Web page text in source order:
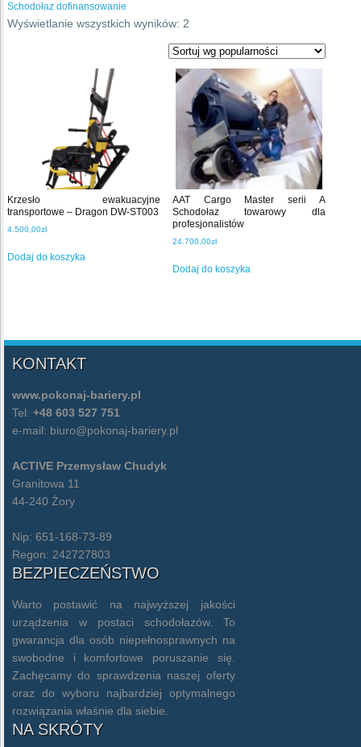
Schodołaz dofinansowanie
Wyświetlanie wszystkich wyników: 2
popularności
Krzesło ewakuacyjne
transportowe – Dragon DW-ST003
4.500,00zł
Dodaj do koszyka
AAT Cargo Master serii A
Schodołaz towarowy dla
profesjonalistów
24.700,00zł
Dodaj do koszyka
KONTAKT
www.pokonaj-bariery.pl
Tel: +48 603 527 751
e-mail: biuro@pokonaj-bariery.pl
ACTIVE Przemysław Chudyk
Granitowa 11
44-240 Żory
Nip: 651-168-73-89
Regon: 242727803
BEZPIECZEŃSTWO
Warto postawić na najwyższej jakości
urządzenia w postaci schodołazów. To
gwarancja dla osób niepełnosprawnych na
swobodne i komfortowe poruszanie się.
Zachęcamy do sprawdzenia naszej oferty
oraz do wyboru najbardziej optymalnego
rozwiązania właśnie dla siebie.
NA SKRÓTY